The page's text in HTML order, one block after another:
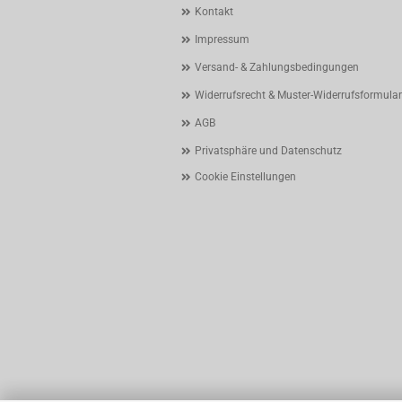
Kontakt
Impressum
Versand- & Zahlungsbedingungen
Widerrufsrecht & Muster-Widerrufsformular
AGB
Privatsphäre und Datenschutz
Cookie Einstellungen